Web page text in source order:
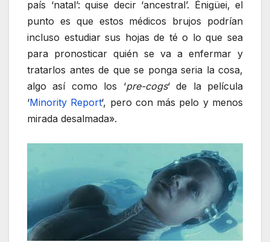
país ‘natal’: quise decir ‘ancestral’. Énigüei, el
punto es que estos médicos brujos podrían
incluso estudiar sus hojas de té o lo que sea
para pronosticar quién se va a enfermar y
tratarlos antes de que se ponga seria la cosa,
algo así como los ‘pre-cogs‘ de la película
‘Minority Report‘, pero con más pelo y menos
mirada desalmada».